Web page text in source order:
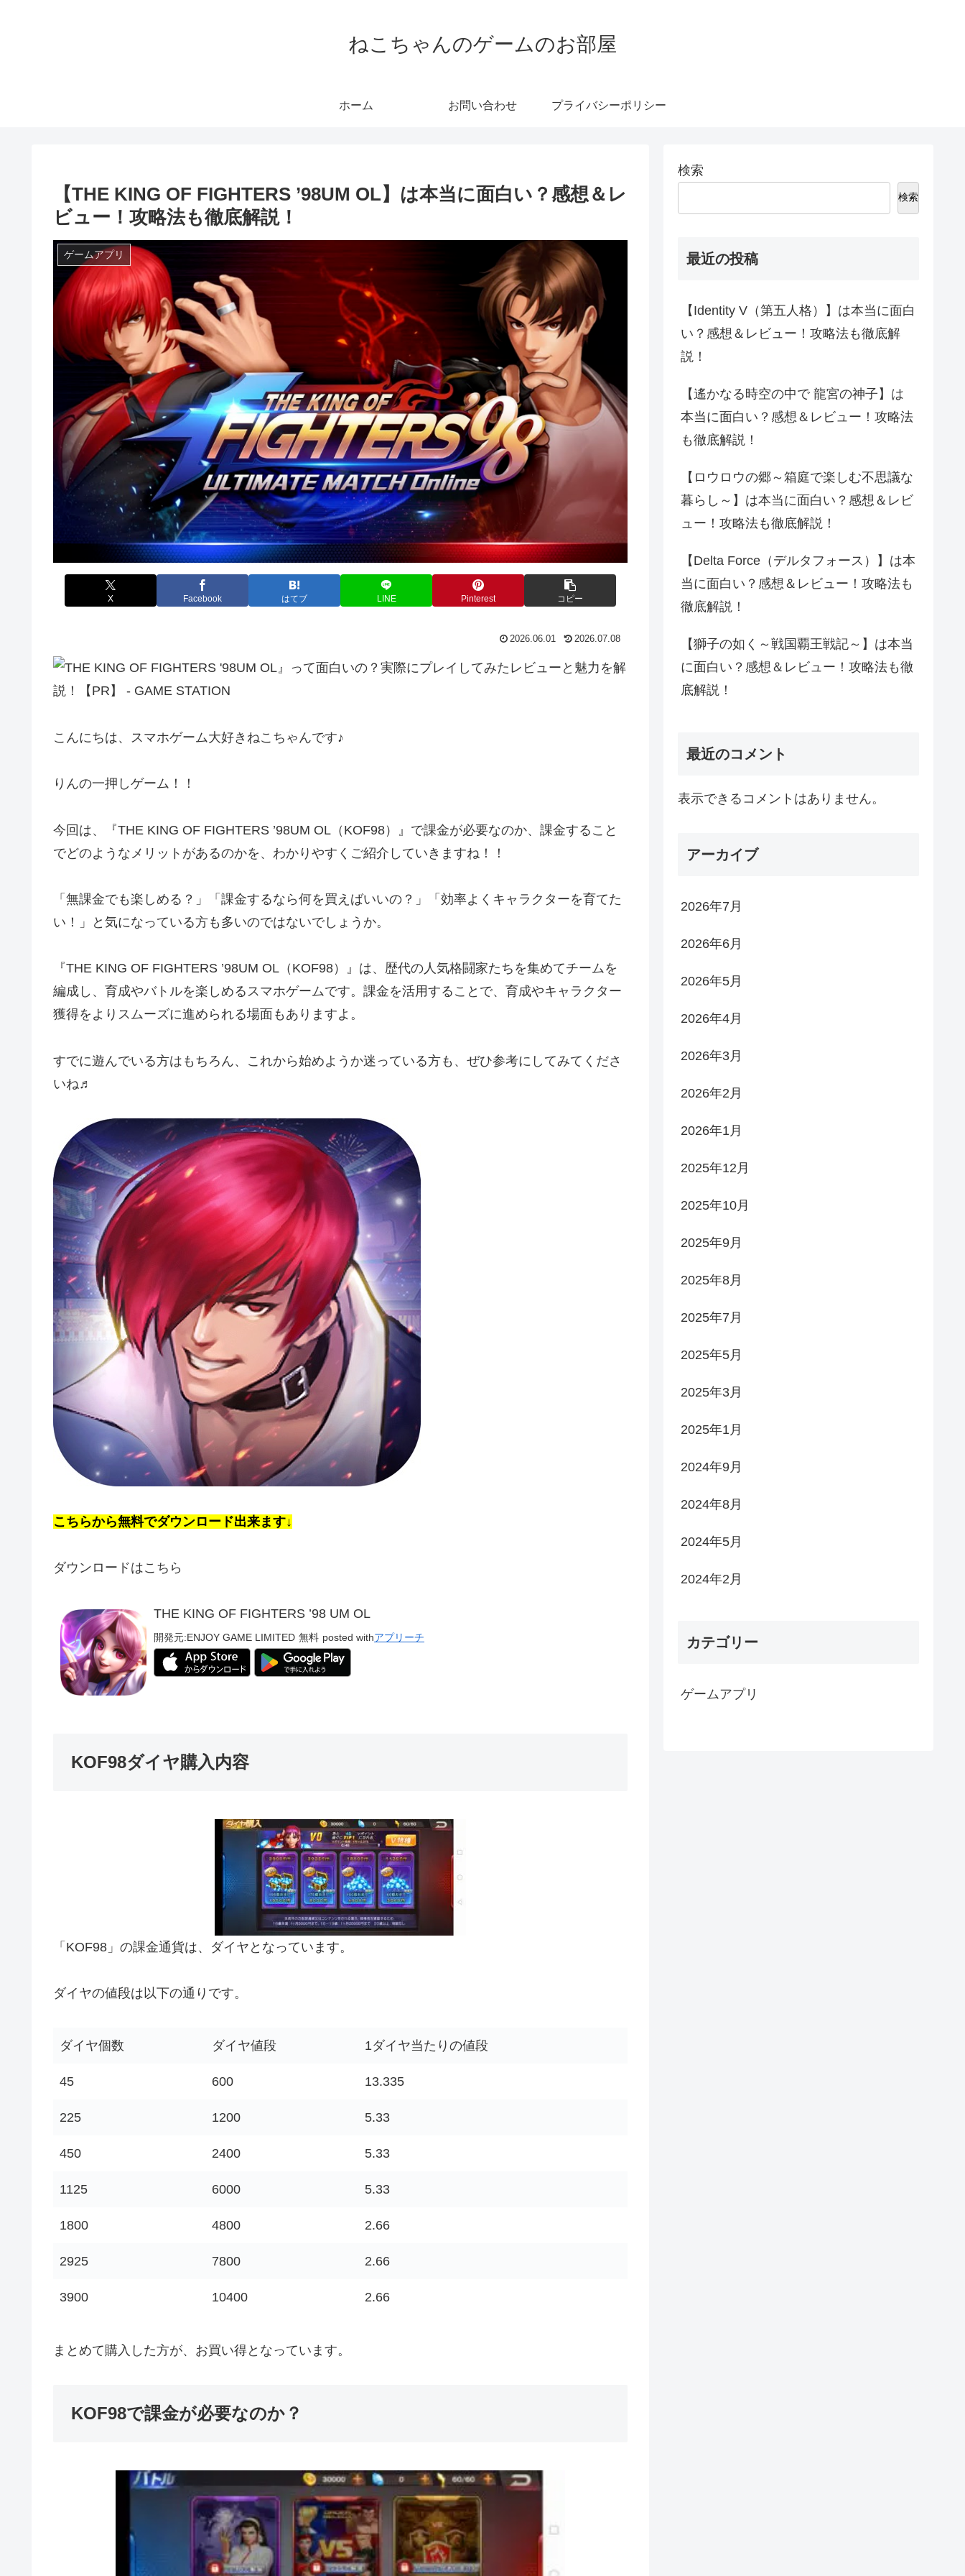
ねこちゃんのゲームのお部屋
ホーム お問い合わせ プライバシーポリシー
【THE KING OF FIGHTERS ’98UM OL】は本当に面白い？感想＆レ
ビュー！攻略法も徹底解説！
ゲームアプリ
X Facebook はてブ LINE Pinterest コピー
2026.06.01 2026.07.08
こんにちは、スマホゲーム大好きねこちゃんです♪
りんの一押しゲーム！！
今回は、『THE KING OF FIGHTERS ’98UM OL（KOF98）』で課金が必要なのか、課金すること
でどのようなメリットがあるのかを、わかりやすくご紹介していきますね！！
「無課金でも楽しめる？」「課金するなら何を買えばいいの？」「効率よくキャラクターを育てた
い！」と気になっている方も多いのではないでしょうか。
『THE KING OF FIGHTERS ’98UM OL（KOF98）』は、歴代の人気格闘家たちを集めてチームを
編成し、育成やバトルを楽しめるスマホゲームです。課金を活用することで、育成やキャラクター
獲得をよりスムーズに進められる場面もありますよ。
すでに遊んでいる方はもちろん、これから始めようか迷っている方も、ぜひ参考にしてみてくださ
いね♬
こちらから無料でダウンロード出来ます↓
ダウンロードはこちら
THE KING OF FIGHTERS ’98 UM OL
開発元:ENJOY GAME LIMITED 無料 posted withアプリーチ
KOF98ダイヤ購入内容
「KOF98」の課金通貨は、ダイヤとなっています。
ダイヤの値段は以下の通りです。
ダイヤ個数 ダイヤ値段 1ダイヤ当たりの値段
45 600 13.335
225 1200 5.33
450 2400 5.33
1125 6000 5.33
1800 4800 2.66
2925 7800 2.66
3900 10400 2.66
まとめて購入した方が、お買い得となっています。
KOF98で課金が必要なのか？
検索
検索
最近の投稿
【Identity V（第五人格）】は本当に面白
い？感想＆レビュー！攻略法も徹底解
説！
【遙かなる時空の中で 龍宮の神子】は
本当に面白い？感想＆レビュー！攻略法
も徹底解説！
【ロウロウの郷～箱庭で楽しむ不思議な
暮らし～】は本当に面白い？感想＆レビ
ュー！攻略法も徹底解説！
【Delta Force（デルタフォース）】は本
当に面白い？感想＆レビュー！攻略法も
徹底解説！
【獅子の如く～戦国覇王戦記～】は本当
に面白い？感想＆レビュー！攻略法も徹
底解説！
最近のコメント
表示できるコメントはありません。
アーカイブ
2026年7月
2026年6月
2026年5月
2026年4月
2026年3月
2026年2月
2026年1月
2025年12月
2025年10月
2025年9月
2025年8月
2025年7月
2025年5月
2025年3月
2025年1月
2024年9月
2024年8月
2024年5月
2024年2月
カテゴリー
ゲームアプリ